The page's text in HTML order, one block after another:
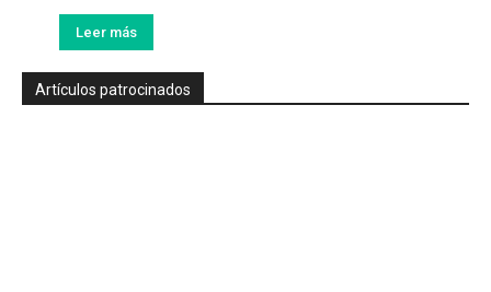
Leer más
Artículos patrocinados